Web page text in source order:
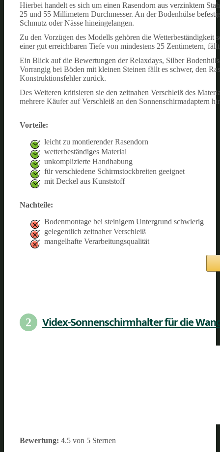
Hierbei handelt es sich um einen Rasendorn aus verzinktem
25 und 55 Millimetern Durchmesser. An der Bodenhülse
Schmutz oder Nässe hineingelangen.
Zu den Vorzügen des Modells gehören die
einer gut erreichbaren Tiefe von mindestens 25 Zentimetern,
Ein Blick auf die Bewertungen der Relaxdays, Silber
Vorrangig bei Böden mit kleinen Steinen fällt es schwer, den
Konstruktionsfehler zurück.
Des Weiteren kritisieren sie den zeitnahen Verschleiß des
mehrere Käufer auf Verschleiß an den Sonnenschirmadaptern
Vorteile:
leicht zu montierender Rasendorn
wetterbeständiges Material
unkomplizierte Handhabung
für verschiedene Schirmstockbreiten geeignet
mit Deckel aus Kunststoff
Nachteile:
Bodenmontage bei steinigem Untergrund schwierig
gelegentlich zeitnaher Verschleiß
mangelhafte Verarbeitungsqualität
2 Videx-Sonnenschirmhalter für die
Bewertung: 4.5 von 5 Sternen